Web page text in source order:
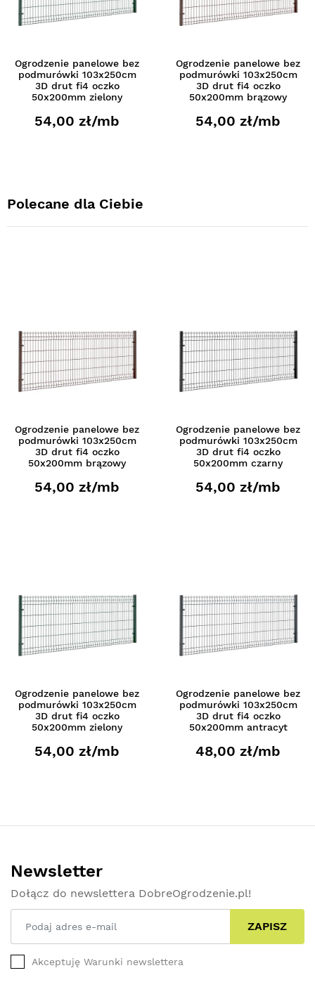
Ogrodzenie panelowe bez
podmurówki 103x250cm
3D drut fi4 oczko
50x200mm zielony
54,00 zł/mb
Ogrodzenie panelowe bez
podmurówki 103x250cm
3D drut fi4 oczko
50x200mm brązowy
54,00 zł/mb
Polecane dla Ciebie
Ogrodzenie panelowe bez
podmurówki 103x250cm
3D drut fi4 oczko
50x200mm brązowy
54,00 zł/mb
Ogrodzenie panelowe bez
podmurówki 103x250cm
3D drut fi4 oczko
50x200mm czarny
54,00 zł/mb
Ogrodzenie panelowe bez
podmurówki 103x250cm
3D drut fi4 oczko
50x200mm zielony
54,00 zł/mb
Ogrodzenie panelowe bez
podmurówki 103x250cm
3D drut fi4 oczko
50x200mm antracyt
48,00 zł/mb
Newsletter
Dołącz do newslettera DobreOgrodzenie.pl!
ZAPISZ
Akceptuję Warunki newslettera